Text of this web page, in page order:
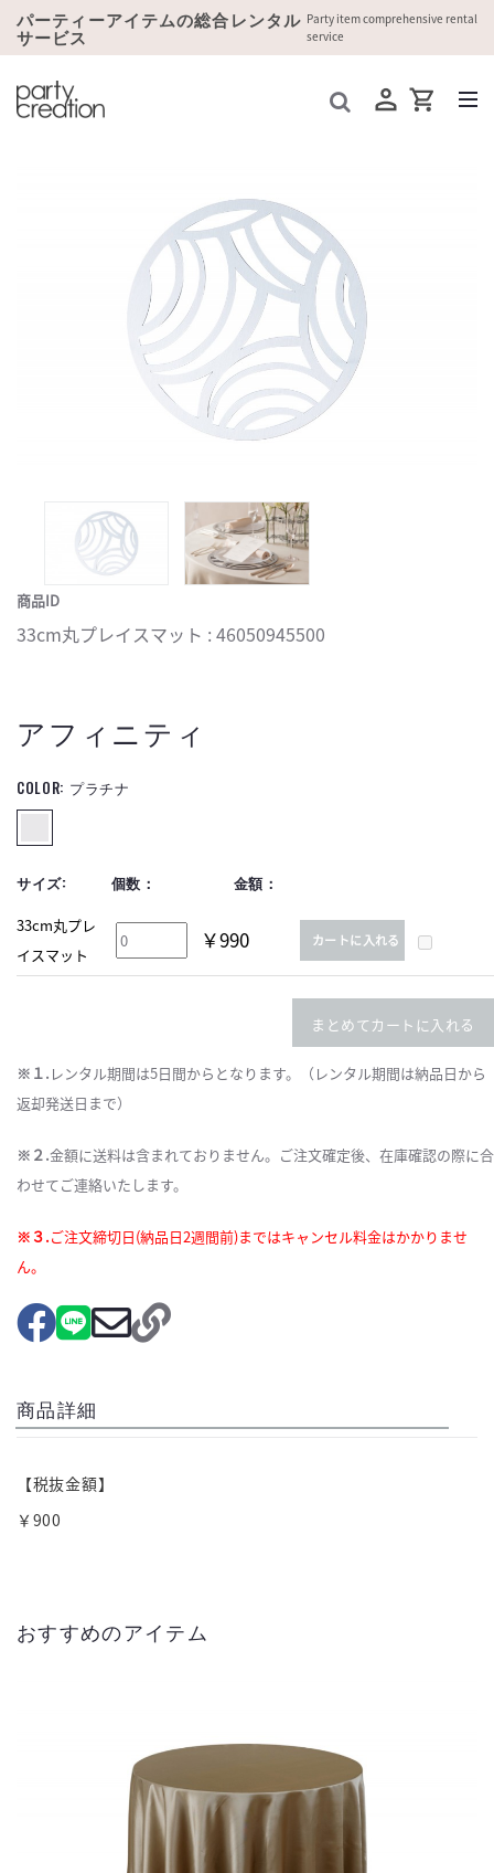
パーティーアイテムの総合レンタル
サービス
Party item comprehensive rental
service
商品ID
33cm丸プレイスマット : 46050945500
アフィニティ
COLOR: プラチナ
サイズ: 個数： 金額：
33cm丸プレ
イスマット
￥990 カートに入れる
まとめてカートに入れる
※１. レンタル期間は5日間からとなります。（レンタル期間は納品日から
返却発送日まで）
※２.金額に送料は含まれておりません。ご注文確定後、在庫確認の際に合
わせてご連絡いたします。
※３.ご注文締切日(納品日2週間前)まではキャンセル料金はかかりませ
ん。
商品詳細
【税抜金額】
￥900
おすすめのアイテム